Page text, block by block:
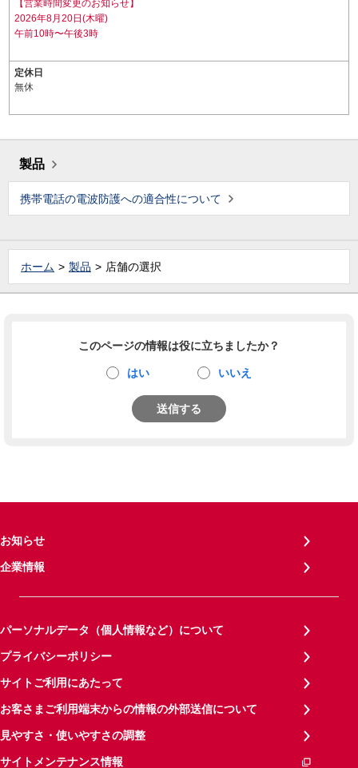
【営業時間変更のお知らせ】
2026年8月20日(木曜)
午前10時〜午後3時
定休日
無休
製品
携帯電話の電波防護への適合性について
ホーム 製品 店舗の選択
このページの情報は役に立ちましたか？
はい いいえ
送信する
お知らせ
企業情報
パーソナルデータ（個人情報など）について
プライバシーポリシー
サイトご利用にあたって
お客さまご利用端末からの情報の外部送信について
見やすさ・使いやすさの調整
サイトメンテナンス情報